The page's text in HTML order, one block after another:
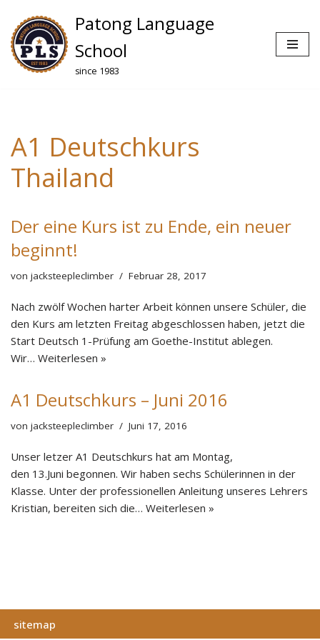
Zum
Inhalt
springen
Patong Language
School
since 1983
A1 Deutschkurs
Thailand
Der eine Kurs ist zu Ende, ein neuer
beginnt!
von jacksteepleclimber Februar 28, 2017
Nach zwölf Wochen harter Arbeit können unsere Schüler, die
den Kurs am letzten Freitag abgeschlossen haben, jetzt die
Start Deutsch 1-Prüfung am Goethe-Institut ablegen.
Wir… Weiterlesen »
A1 Deutschkurs – Juni 2016
von jacksteepleclimber Juni 17, 2016
Unser letzer A1 Deutschkurs hat am Montag,
den 13.Juni begonnen. Wir haben sechs Schülerinnen in der
Klasse. Unter der professionellen Anleitung unseres Lehrers
Kristian, bereiten sich die… Weiterlesen »
sitemap